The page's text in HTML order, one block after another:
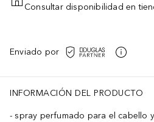
AÑADIR AL
Consultar disponibilidad en
Enviado por
INFORMACIÓN DEL PRODUCTO
spray perfumado para el cabello